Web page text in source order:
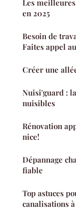
Les
en 2025
Besoin de
Faites appel
Créer une
Nuisi'guard :
nuisibles
Rénovation
nice!
Dépannage
fiable
Top astuces
canalisations